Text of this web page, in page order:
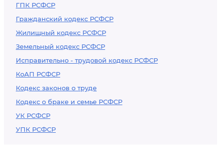
ГПК РСФСР
Гражданский кодекс РСФСР
Жилищный кодекс РСФСР
Земельный кодекс РСФСР
Исправительно - трудовой кодекс РСФСР
КоАП РСФСР
Кодекс законов о труде
Кодекс о браке и семье РСФСР
УК РСФСР
УПК РСФСР